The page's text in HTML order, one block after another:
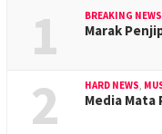
1 BREAKING NEWS
Marak
2 HARD NEWS,
Media Mata